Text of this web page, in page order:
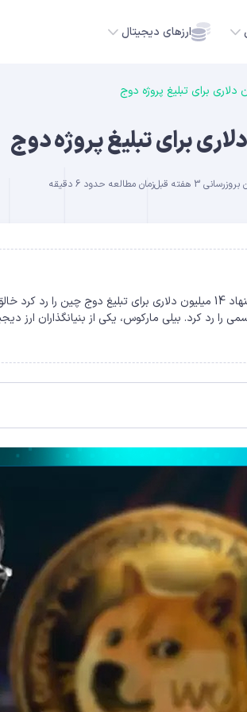
ارزهای دیجیتال
ADA
3 هفته قبل زمان مطالعه حدود 6 دقیقه
یکی از بنیانگذاران دوج کوین پیشنهاد 14 میلیون دلاری برای